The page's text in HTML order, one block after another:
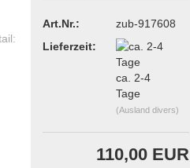
Art.Nr.:
zub-917608
Lieferzeit:
ca. 2-4
Tage
(Ausland divers)
110,00 EUR